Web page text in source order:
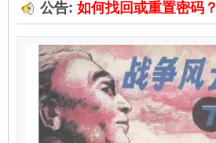
公告: 如何找回或重置密码？